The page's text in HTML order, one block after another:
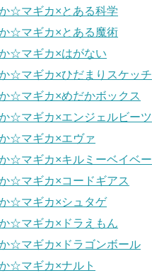
☆マギカ×とある科学
☆マギカ×とある魔術
☆マギカ×はがない
☆マギカ×ひだまりスケッチ
☆マギカ×めだかボックス
☆マギカ×エンジェルビーツ
☆マギカ×エヴァ
☆マギカ×キルミーベイベー
☆マギカ×コードギアス
☆マギカ×シュタゲ
☆マギカ×ドラえもん
☆マギカ×ドラゴンボール
☆マギカ×ナルト